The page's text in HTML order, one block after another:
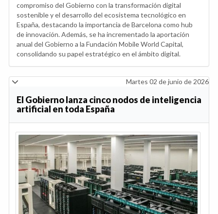
compromiso del Gobierno con la transformación digital
sostenible y el desarrollo del ecosistema tecnológico en
España, destacando la importancia de Barcelona como hub
de innovación. Además, se ha incrementado la aportación
anual del Gobierno a la Fundación Mobile World Capital,
consolidando su papel estratégico en el ámbito digital.
Martes 02 de junio de 2026
El Gobierno lanza cinco nodos de inteligencia
artificial en toda España